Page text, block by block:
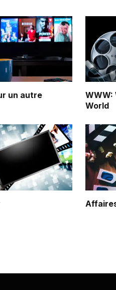
un autre
WWW:
World